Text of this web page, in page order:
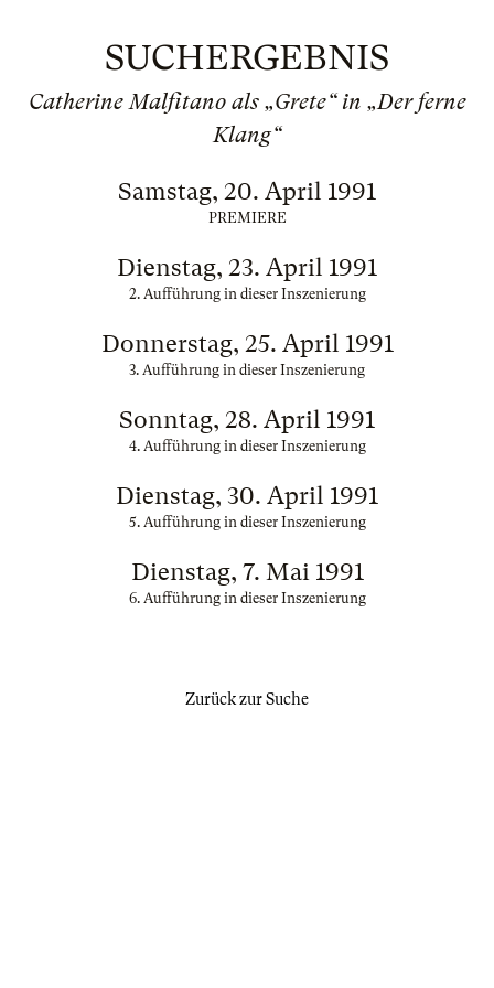
SUCHERGEBNIS
Catherine Malfitano als „Grete“ in „Der ferne
Klang“
Samstag, 20. April 1991
PREMIERE
Dienstag, 23. April 1991
2. Aufführung in dieser Inszenierung
Donnerstag, 25. April 1991
3. Aufführung in dieser Inszenierung
Sonntag, 28. April 1991
4. Aufführung in dieser Inszenierung
Dienstag, 30. April 1991
5. Aufführung in dieser Inszenierung
Dienstag, 7. Mai 1991
6. Aufführung in dieser Inszenierung
Zurück zur Suche